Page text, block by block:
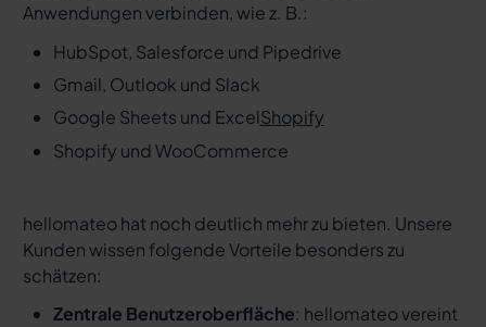
Anwendungen verbinden, wie z. B.:
HubSpot, Salesforce und Pipedrive
Gmail, Outlook und Slack
Google Sheets und ExcelShopify
Shopify und WooCommerce
hellomateo hat noch deutlich mehr zu bieten. Unsere
Kunden wissen folgende Vorteile besonders zu
schätzen:
Zentrale Benutzeroberfläche: hellomateo vereint